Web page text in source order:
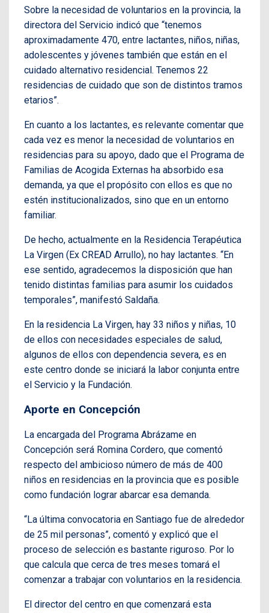
Sobre la necesidad de voluntarios en la provincia, la
directora del Servicio indicó que “tenemos
aproximadamente 470, entre lactantes, niños, niñas,
adolescentes y jóvenes también que están en el
cuidado alternativo residencial. Tenemos 22
residencias de cuidado que son de distintos tramos
etarios”.
En cuanto a los lactantes, es relevante comentar que
cada vez es menor la necesidad de voluntarios en
residencias para su apoyo, dado que el Programa de
Familias de Acogida Externas ha absorbido esa
demanda, ya que el propósito con ellos es que no
estén institucionalizados, sino que en un entorno
familiar.
De hecho, actualmente en la Residencia Terapéutica
La Virgen (Ex CREAD Arrullo), no hay lactantes. “En
ese sentido, agradecemos la disposición que han
tenido distintas familias para asumir los cuidados
temporales”, manifestó Saldaña.
En la residencia La Virgen, hay 33 niños y niñas, 10
de ellos con necesidades especiales de salud,
algunos de ellos con dependencia severa, es en
este centro donde se iniciará la labor conjunta entre
el Servicio y la Fundación.
Aporte en Concepción
La encargada del Programa Abrázame en
Concepción será Romina Cordero, que comentó
respecto del ambicioso número de más de 400
niños en residencias en la provincia que es posible
como fundación lograr abarcar esa demanda.
“La última convocatoria en Santiago fue de alrededor
de 25 mil personas”, comentó y explicó que el
proceso de selección es bastante riguroso. Por lo
que calcula que cerca de tres meses tomará el
comenzar a trabajar con voluntarios en la residencia.
El director del centro en que comenzará esta